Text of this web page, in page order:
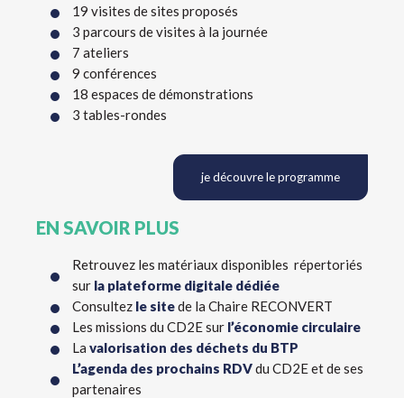
19 visites de sites proposés
3 parcours de visites à la journée
7 ateliers
9 conférences
18 espaces de démonstrations
3 tables-rondes
je découvre le programme
EN SAVOIR PLUS
Retrouvez les matériaux disponibles répertoriés
sur la plateforme digitale dédiée
Consultez le sitede la Chaire RECONVERT
Les missions du CD2E sur l’économie circulaire
La valorisation des déchets du BTP
L’agenda des prochains RDVdu CD2E et de ses
partenaires